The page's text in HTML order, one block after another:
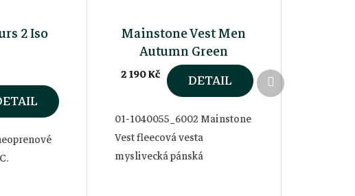
2 Iso
Mainstone Vest Men
Autumn Green
2 190 Kč DETAIL
01-1040055_6002 Mainstone
Vest fleecová vesta
myslivecká pánská
Další
produkt